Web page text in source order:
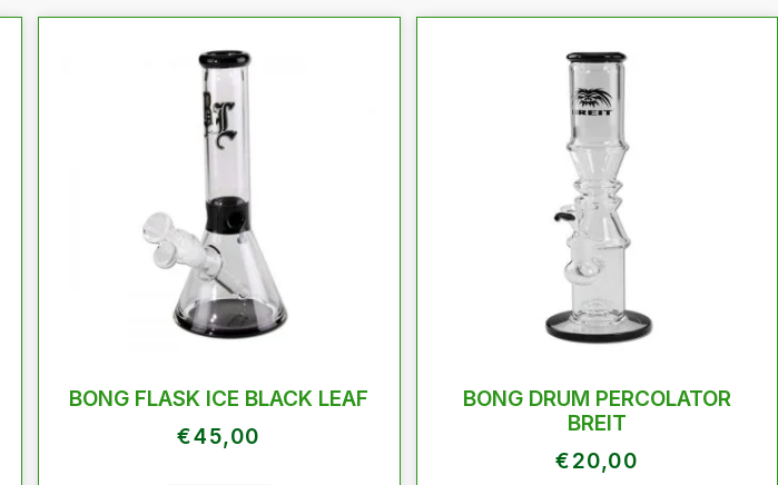
BONG FLASK ICE BLACK LEAF
€45,00
BONG DRUM PERCOLATOR
BREIT
€20,00